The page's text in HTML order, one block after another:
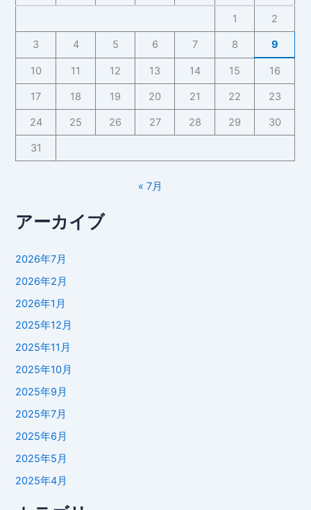
1 2
3 4 5 6 7 8 9
10 11 12 13 14 15 16
17 18 19 20 21 22 23
24 25 26 27 28 29 30
31
« 7月
アーカイブ
2026年7月
2026年2月
2026年1月
2025年12月
2025年11月
2025年10月
2025年9月
2025年7月
2025年6月
2025年5月
2025年4月